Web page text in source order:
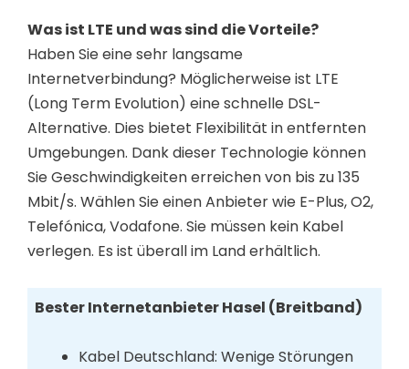
Was ist LTE und was sind die Vorteile?
Haben Sie eine sehr langsame
Internetverbindung? Möglicherweise ist LTE
(Long Term Evolution) eine schnelle DSL-
Alternative. Dies bietet Flexibilität in entfernten
Umgebungen. Dank dieser Technologie können
Sie Geschwindigkeiten erreichen von bis zu 135
Mbit/s. Wählen Sie einen Anbieter wie E-Plus, O2,
Telefónica, Vodafone. Sie müssen kein Kabel
verlegen. Es ist überall im Land erhältlich.
Bester Internetanbieter Hasel (Breitband)
Kabel Deutschland: Wenige Störungen